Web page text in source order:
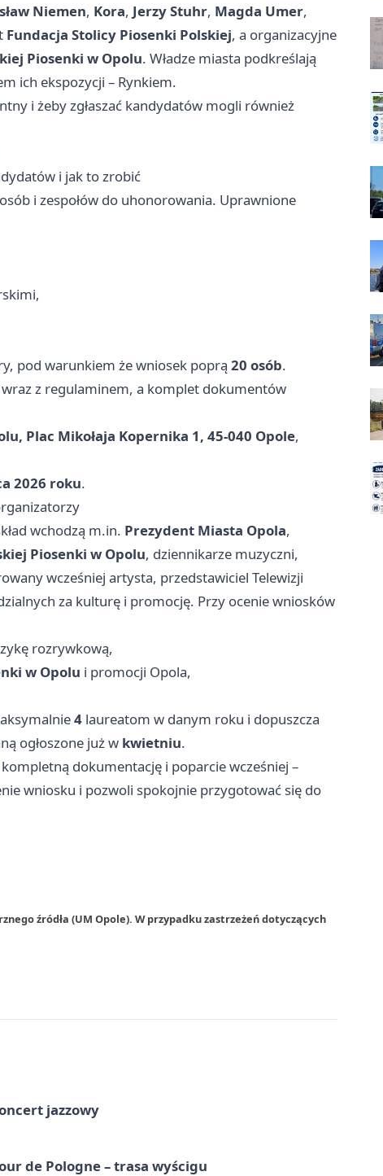
Niemen, Kora, Jerzy Stuhr, Magda Umer,
Fundacja Stolicy Piosenki Polskiej, a organizacyjne
Piosenki w Opolu. Władze miasta podkreślają
ich ekspozycji – Rynkiem.
i żeby zgłaszać kandydatów mogli również
i jak to zrobić
i zespołów do uhonorowania. Uprawnione
pod warunkiem że wniosek poprą 20 osób.
z regulaminem, a komplet dokumentów
Plac Mikołaja Kopernika 1, 45-040 Opole,
2026 roku.
wchodzą m.in. Prezydent Miasta Opola,
Piosenki w Opolu, dziennikarze muzyczni,
wcześniej artysta, przedstawiciel Telewizji
za kulturę i promocję. Przy ocenie wniosków
rozrywkową,
w Opolu i promocji Opola,
4 laureatom w danym roku i dopuszcza
ogłoszone już w kwietniu.
dokumentację i poparcie wcześniej –
wniosku i pozwoli spokojnie przygotować się do
źródła (UM Opole). W przypadku zastrzeżeń dotyczących
jazzowy
Tour de Pologne – trasa wyścigu